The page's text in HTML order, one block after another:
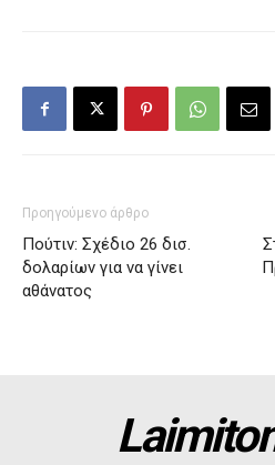
Προηγούμενο άρθρο
Πούτιν: Σχέδιο 26 δισ.
δολαρίων για να γίνει
αθάνατος